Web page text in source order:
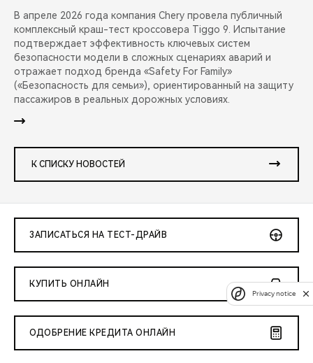
В апреле 2026 года компания Chery провела публичный
комплексный краш-тест кроссовера Tiggo 9. Испытание
подтверждает эффективность ключевых систем
безопасности модели в сложных сценариях аварий и
отражает подход бренда «Safety For Family»
(«Безопасность для семьи»), ориентированный на защиту
пассажиров в реальных дорожных условиях.
К СПИСКУ НОВОСТЕЙ
ЗАПИСАТЬСЯ НА ТЕСТ-ДРАЙВ
КУПИТЬ ОНЛАЙН
ОДОБРЕНИЕ КРЕДИТА ОНЛАЙН
Privacy notice